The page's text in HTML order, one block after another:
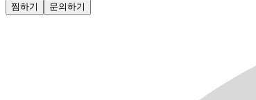
찜하기 문의하기